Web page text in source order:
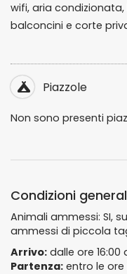
wifi, aria
balconcini e corte
Piazzole
Non sono presenti
Condizioni
Animali ammessi: SI,
ammessi di piccola
Arrivo: dalle ore 16:00
Partenza: entro le ore